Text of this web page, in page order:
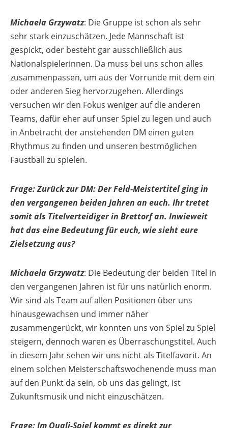
Michaela Grzywatz: Die Gruppe ist schon als sehr
sehr stark einzuschätzen. Jede Mannschaft ist
gespickt, oder besteht gar ausschließlich aus
Nationalspielerinnen. Da muss bei uns schon alles
zusammenpassen, um aus der Vorrunde mit dem ein
oder anderen Sieg hervorzugehen. Allerdings
versuchen wir den Fokus weniger auf die anderen
Teams, dafür eher auf unser Spiel zu legen und auch
in Anbetracht der anstehenden DM einen guten
Rhythmus zu finden und unseren bestmöglichen
Faustball zu spielen.
Frage: Zurück zur DM: Der Feld-Meistertitel ging in
den vergangenen beiden Jahren an euch. Ihr tretet
somit als Titelverteidiger in Brettorf an. Inwieweit
hat das eine Bedeutung für euch, wie sieht eure
Zielsetzung aus?
Michaela Grzywatz: Die Bedeutung der beiden Titel in
den vergangenen Jahren ist für uns natürlich enorm.
Wir sind als Team auf allen Positionen über uns
hinausgewachsen und immer näher
zusammengerückt, wir konnten uns von Spiel zu Spiel
steigern, dennoch waren es Überraschungstitel. Auch
in diesem Jahr sehen wir uns nicht als Titelfavorit. An
einem solchen Meisterschaftswochenende muss man
auf den Punkt da sein, ob uns das gelingt, ist
Zukunftsmusik und nicht einzuschätzen.
Frage: Im Quali-Spiel kommt es direkt zur